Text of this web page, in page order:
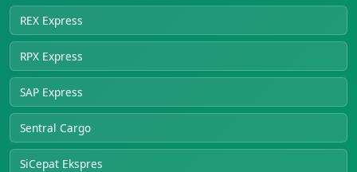
REX Express
RPX Express
SAP Express
Sentral Cargo
SiCepat Ekspres